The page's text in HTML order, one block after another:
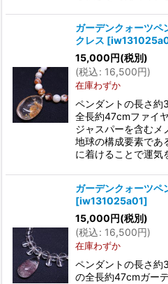
ガーデンクォーツペ
クレス [
15,000円(税別)
(税込: 16,500円)
在庫わずか
ペンダントの長さ
全長約47cmファイ
ジャスパーを含むメ
地球の構成要素であ
に着けることで運気
ガーデンクォーツペ
[iw131025a01]
15,000円(税別)
(税込: 16,500円)
在庫わずか
ペンダントの長さ
の全長約47cmガー